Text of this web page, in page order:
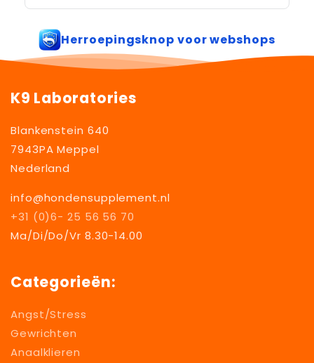
Herroepingsknop voor webshops
K9 Laboratories
Blankenstein 640
7943PA Meppel
Nederland
info@hondensupplement.nl
+31 (0)6- 25 56 56 70
Ma/Di/Do/Vr 8.30-14.00
Categorieën:
Angst/Stress
Gewrichten
Anaalklieren